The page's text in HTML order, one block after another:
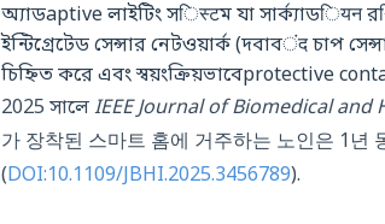
অ্যাডaptive লাইটিং সिस्टম যা সার্ক্যাডियन
ইন্টিগ্রেটেড সেন্সার নেটওয়ার্ক (দবাবंद চাপ
চিহ্নিত করে এবং স্বয়ংক্রিয়ভাবেprotective
2025 সালেIEEE Journal of Biomedical
가 장착된 스마트 홈에 거주하는 노인은 1년
(DOI:10.1109/JBHI.2025.3456789).